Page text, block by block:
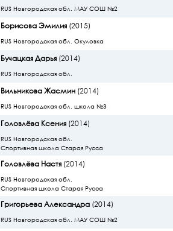
RUS Новгородская обл. МАУ СОШ №2
Борисова Эмилия(2015)
RUS Новгородская обл. Окуловка
Бучацкая Дарья(2014)
RUS Новгородская обл.
Вильникова Жасмин(2014)
RUS Новгородская обл. школа №3
Головлёва Ксения(2014)
RUS Новгородская обл.
Спортивная школа Старая Русса
Головлёва Настя(2014)
RUS Новгородская обл.
Спортивная школа Старая Русса
Григорьева Александра(2014)
RUS Новгородская обл. МАУ СОШ №2